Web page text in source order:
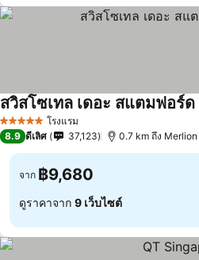
5 ดาว โรงแรม
สวิสโซเทล เดอะ สแตมฟอร์
8.9 ดีเลิศ 37,123 0.7 km ถึง Merlion
จาก ฿9,680
ดูราคาจาก 9 เว็บไซต์